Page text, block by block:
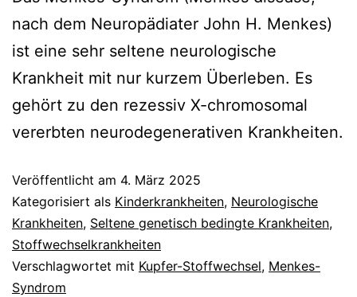
nach dem Neuropädiater John H. Menkes)
ist eine sehr seltene neurologische
Krankheit mit nur kurzem Überleben. Es
gehört zu den rezessiv X-chromosomal
vererbten neurodegenerativen Krankheiten.
Veröffentlicht am 4. März 2025
Kategorisiert als Kinderkrankheiten, Neurologische
Krankheiten, Seltene genetisch bedingte Krankheiten,
Stoffwechselkrankheiten
Verschlagwortet mit Kupfer-Stoffwechsel, Menkes-
Syndrom